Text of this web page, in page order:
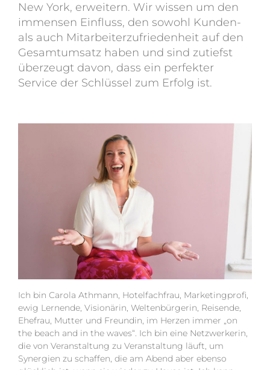
New York, erweitern. Wir wissen um den
immensen Einfluss, den sowohl Kunden-
als auch Mitarbeiterzufriedenheit auf den
Gesamtumsatz haben und sind zutiefst
überzeugt davon, dass ein perfekter
Service der Schlüssel zum Erfolg ist.
Ich bin Carola Athmann, Hotelfachfrau, Marketingprofi,
ewig Lernende, Visionärin, Weltenbürgerin, Reisende,
Ehefrau, Mutter und Freundin, im Herzen immer „on
the beach and in the waves“. Ich bin eine Netzwerkerin,
die von Veranstaltung zu Veranstaltung läuft, um
Synergien zu schaffen, die am Abend aber ebenso